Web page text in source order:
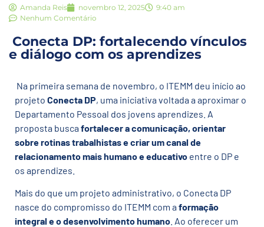
Amanda Reis novembro 12, 2025
9:40 am
Nenhum Comentário
Conecta DP: fortalecendo vínculos
e diálogo com os aprendizes
Na primeira semana de novembro, o ITEMM deu início ao
projeto Conecta DP, uma iniciativa voltada a aproximar o
Departamento Pessoal dos jovens aprendizes. A
proposta busca fortalecer a comunicação, orientar
sobre rotinas trabalhistas e criar um canal de
relacionamento mais humano e educativo entre o DP e
os aprendizes.
Mais do que um projeto administrativo, o Conecta DP
nasce do compromisso do ITEMM com a formação
integral e o desenvolvimento humano . Ao oferecer um